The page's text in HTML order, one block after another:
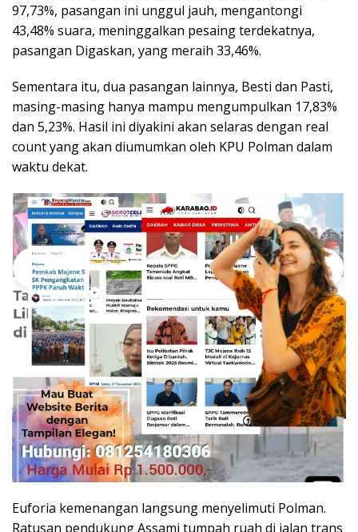
97,73%, pasangan ini unggul jauh, mengantongi
43,48% suara, meninggalkan pesaing terdekatnya,
pasangan Digaskan, yang meraih 33,46%.
Sementara itu, dua pasangan lainnya, Besti dan Pasti,
masing-masing hanya mampu mengumpulkan 17,83%
dan 5,23%. Hasil ini diyakini akan selaras dengan real
count yang akan diumumkan oleh KPU Polman dalam
waktu dekat.
Euforia kemenangan langsung menyelimuti Polman.
Ratusan pendukung Assami tumpah ruah di jalan trans